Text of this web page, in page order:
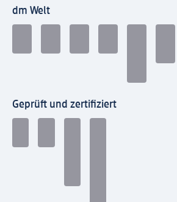
dm Welt
Geprüft und zertifiziert